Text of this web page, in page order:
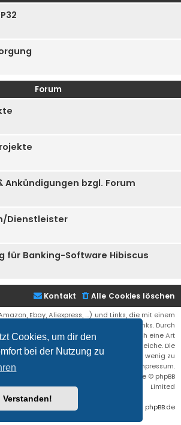
Cookies, um dir den
bei der Nutzung zu
Verstanden!
Forum
Ankündigungen bzgl. Forum
Dienstleister
für Banking-Software Hibiscus
Alle Cookies löschen
Kontakt
Ebay, Aliexpress, ...) und Links, die mit einem
kann es sich um sogenannte Affiliate Links. Durch
über einen Affiliate Link erhälte ich eine Art
Für euch bleibt der Preis der gleiche. Die
die Hostgebühren für diese Webseite ein wenig zu
reduzieren. Siehe auch das Impressum.
® Forum Software © phpBB
Limited
Deutsche Übersetzung durch phpBB.de